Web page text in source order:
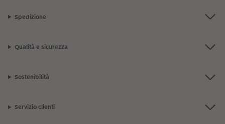
Spedizione
Qualità e sicurezza
Sostenibilità
Servizio clienti